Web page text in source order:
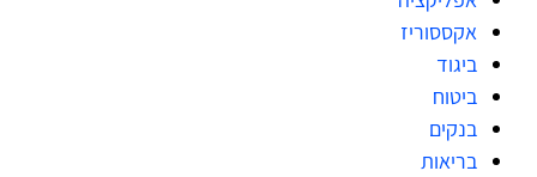
אקססוריז
ביגוד
ביטוח
בנקים
בריאות